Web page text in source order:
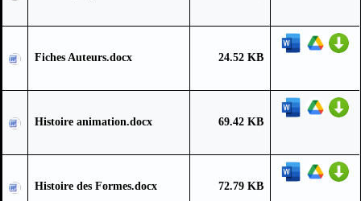
Fiches Auteurs.docx 24.52 KB
Histoire animation.docx 69.42 KB
Histoire des Formes.docx 72.79 KB